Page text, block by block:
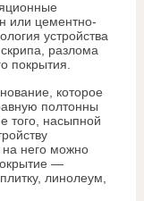
или цементно-
устройства
разлома
покрытия.
которое
полтонны
того, насыпной
на него можно
—
линолеум,